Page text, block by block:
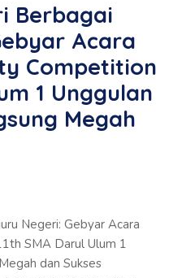
Berbagai
Acara
Competition
1 Unggulan
Megah
Negeri: Gebyar Acara
SMA Darul Ulum 1
dan Sukses